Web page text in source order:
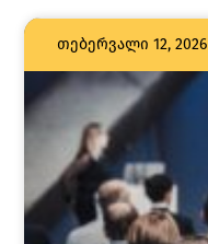
თებერვალი 12, 2026